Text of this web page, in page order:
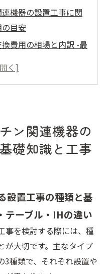
機器の設置工事に関
目安
費用の相場と内訳 -最
手順 - DIY限界とプロ
ン関連機器の
礎知識と工事
設置工事の種類と基
テーブル・IHの違い
事を検討する際には、種
が大切です。主なタイプ
3種類で、それぞれ設置や